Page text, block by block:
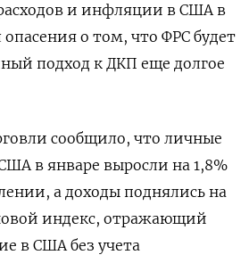
и инфляции в США в
опасения о том, что ФРС будет
подход к ДКП еще долгое
сообщило, что личные
в январе выросли на 1,8%
а доходы поднялись на
индекс, отражающий
в США без учета